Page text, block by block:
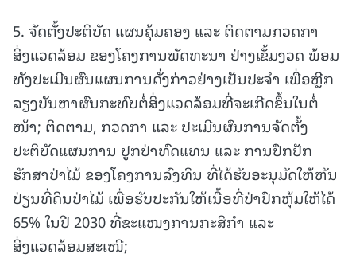
5. ຈັດຕັ້ງປະຕິບັດ ແຜນຄຸ້ມຄອງ ແລະ ຕິດຕາມກວດກາ
ສິ່ງແວດລ້ອມ ຂອງໂຄງການພັດທະນາ ຢ່າງເຂັ້ມງວດ ພ້ອມ
ທັງປະເມີນຜົນແຜນການດັ່ງກ່າວຢ່າງເປັນປະຈໍາ ເພື່ອຫຼີກ
ລຽງບັນຫາຜົນກະທົບຕໍ່ສິ່ງແວດລ້ອມທີ່ຈະເກີດຂຶ້ນໃນຕໍ່
ໜ້າ; ຕິດຕາມ, ກວດກາ ແລະ ປະເມີນຜົນການຈັດຕັ້ງ
ປະຕິບັດແຜນການ ປູກປ່າທົດແທນ ແລະ ການປົກປັກ
ຮັກສາປ່າໄມ້ ຂອງໂຄງການລົງທຶນ ທີ່ໄດ້ຮັບອະນຸມັດໃຫ້ຫັນ
ປ່ຽນທີ່ດິນປ່າໄມ້ ເພື່ອຮັບປະກັນໃຫ້ເນື້ອທີ່ປ່າປົກຫຸ້ມໃຫ້ໄດ້
65% ໃນປີ 2030 ທີ່ຂະແໜງການກະສິກຳ ແລະ
ສິ່ງແວດລ້ອມສະເໜີ;